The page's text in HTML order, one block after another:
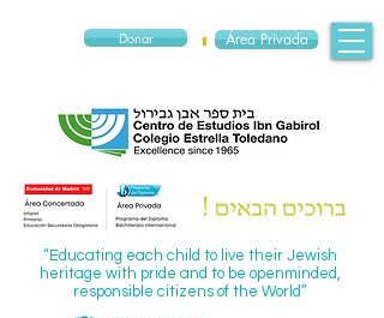
Donar Área Privada
“Educating each child to live their Jewish
heritage with pride and to be openminded,
responsible citizens of the World”